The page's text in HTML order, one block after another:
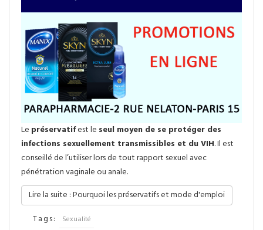
Le préservatifest le seul moyen de se protéger des
infections sexuellement transmissibles et du VIH. Il est
conseillé de l’utiliser lors de tout rapport sexuel avec
pénétration vaginale ou anale.
Lire la suite : Pourquoi les préservatifs et mode d'emploi
Tags:
Sexualité